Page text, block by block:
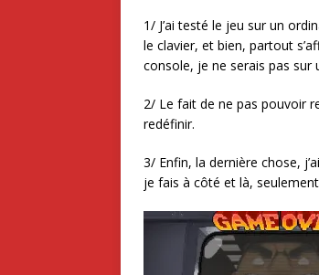
1/ J’ai testé le jeu sur un
le clavier, et bien, partout
console, je ne serais pas sur
2/ Le fait de ne pas pouvoir
redéfinir.
3/ Enfin, la dernière chose,
je fais à côté et là,